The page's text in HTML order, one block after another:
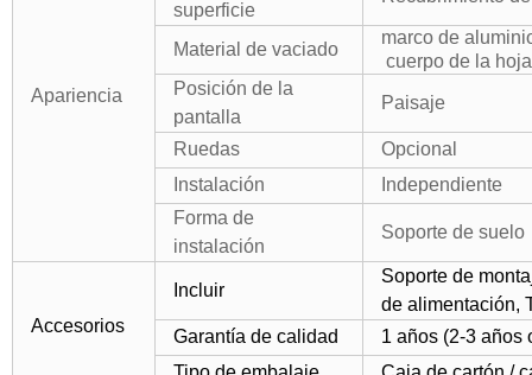
Apariencia
superficie
Material de vaciado
marco de
cuerpo de la hoja
Posición de la
pantalla
Paisaje
Ruedas
Opcional
Instalación
Independiente
Forma de
instalación
Soporte de suelo
Accesorios
Incluir
Soporte de
de alimentación,
Garantía de calidad
1 años (2-3 años